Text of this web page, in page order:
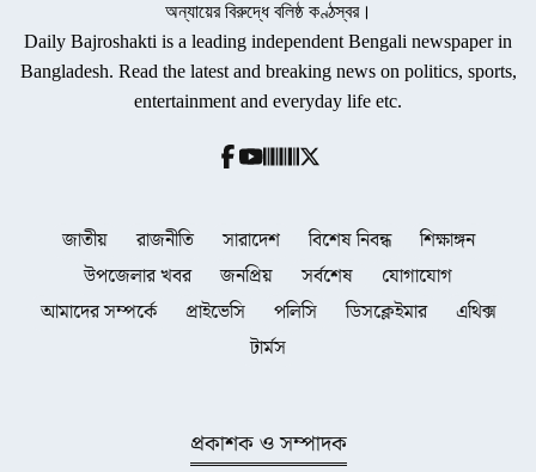
অন্যায়ের বিরুদ্ধে বলিষ্ঠ কণ্ঠস্বর।
Daily Bajroshakti is a leading independent Bengali newspaper in
Bangladesh. Read the latest and breaking news on politics, sports,
entertainment and everyday life etc.
জাতীয় রাজনীতি সারাদেশ বিশেষ নিবন্ধ
শিক্ষাঙ্গন
উপজেলার খবর
জনপ্রিয় সর্বশেষ
যোগাযোগ
আমাদের সম্পর্কে
প্রাইভেসি পলিসি ডিসক্লেইমার
এথিক্স
টার্মস
প্রকাশক ও সম্পাদক